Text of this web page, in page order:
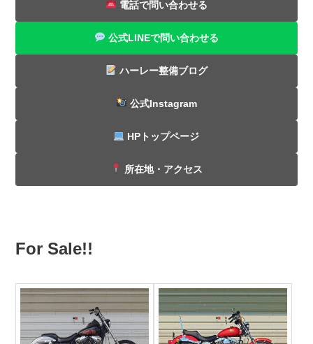
電話で問い合わせる
公式LINEで問い合わせる
ハーレー整備ブログ
公式Instagram
HPトップページ
所在地・アクセス
For Sale!!